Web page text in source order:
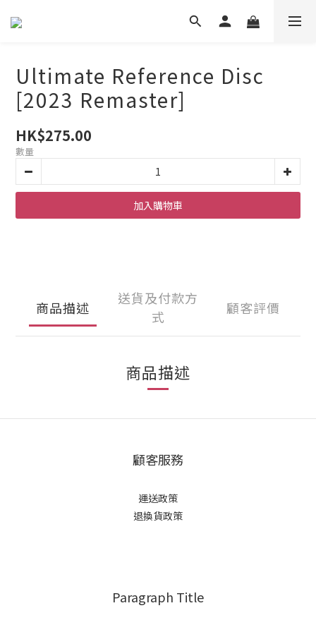
Ultimate Reference Disc
[2023 Remaster]
HK$275.00
數量
加入購物車
商品描述
送貨及付款方
式
顧客評價
商品描述
顧客服務
運送政策
退換貨政策
Paragraph Title